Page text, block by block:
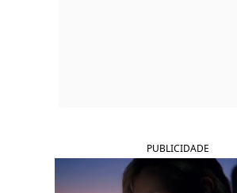
PUBLICIDADE